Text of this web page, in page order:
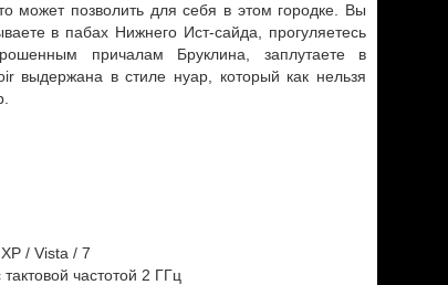
может позволить для себя в этом городке. Вы
в пабах Нижнего Ист-сайда, прогуляетесь
причалам Бруклина, заплутаете в
выдержана в стиле нуар, который как нельзя
/ Vista / 7
частотой 2 ГГц